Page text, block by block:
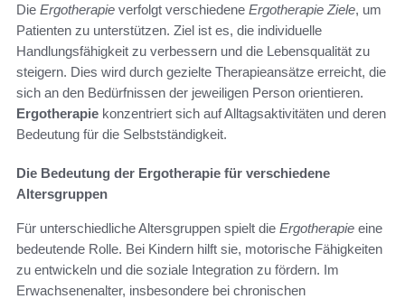
Die Ergotherapie verfolgt verschiedene Ergotherapie Ziele, um
Patienten zu unterstützen. Ziel ist es, die individuelle
Handlungsfähigkeit zu verbessern und die Lebensqualität zu
steigern. Dies wird durch gezielte Therapieansätze erreicht, die
sich an den Bedürfnissen der jeweiligen Person orientieren.
Ergotherapie konzentriert sich auf Alltagsaktivitäten und deren
Bedeutung für die Selbstständigkeit.
Die Bedeutung der Ergotherapie für verschiedene
Altersgruppen
Für unterschiedliche Altersgruppen spielt die Ergotherapie eine
bedeutende Rolle. Bei Kindern hilft sie, motorische Fähigkeiten
zu entwickeln und die soziale Integration zu fördern. Im
Erwachsenenalter, insbesondere bei chronischen